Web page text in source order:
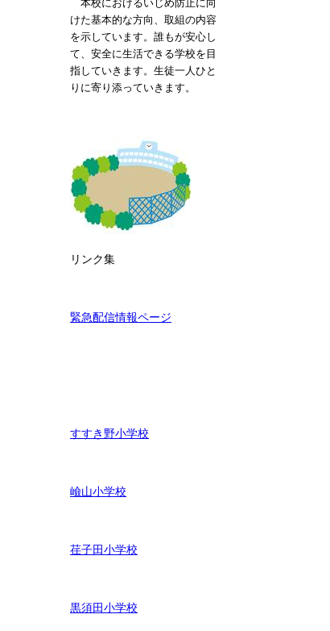
本校におけるいじめ防止に向
けた基本的な方向、取組の内容
を示しています。誰もが安心し
て、安全に生活できる学校を目
指していきます。生徒一人ひと
りに寄り添っていきます。
リンク集
緊急配信情報ページ
すすき野小学校
嶮山小学校
荏子田小学校
黒須田小学校